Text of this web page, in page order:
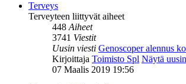
Terveys
Terveyteen liittyvät aiheet
448Aiheet
3741 Viestit
Uusin viesti Genoscoper alennus
Kirjoittaja Toimisto Spl Näytä
07 Maalis 2019 19:56